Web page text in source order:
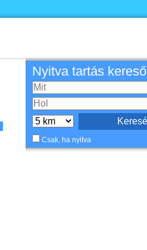
Nyitva tartás kereső
Csak, ha nyitva